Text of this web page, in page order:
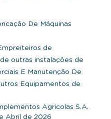
De Máquinas
de
outras instalações de
E Manutenção De
Equipamentos de
Agricolas S.A.
Abril de 2026